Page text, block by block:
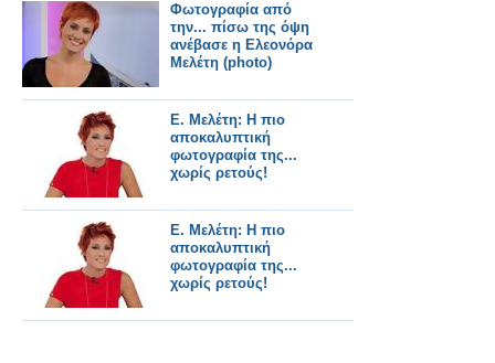
Φωτογραφία από
την... πίσω της όψη
ανέβασε η Ελεονόρα
Μελέτη (photo)
E. Μελέτη: Η πιο
αποκαλυπτική
φωτογραφία της...
χωρίς ρετούς!
E. Μελέτη: Η πιο
αποκαλυπτική
φωτογραφία της...
χωρίς ρετούς!